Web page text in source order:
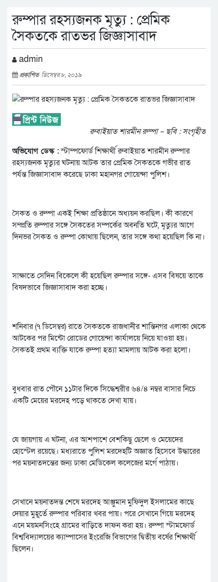
রুম্পার রহস্যজনক মৃত্যু : প্রেমিক
সৈকতকে রাতভর জিজ্ঞাসাবাদ
admin
প্রকাশিত ডিসেম্বর ৮, ২০১৯
রুবাইয়াত শারমীন রুম্পা – ছবি : সংগৃহীত
অভিযোগ ডেস্ক :স্টাম্পফোর্ড শিক্ষার্থী রুবাইয়াত শারমীন রুম্পার
রহস্যজনক মৃত্যুর ঘটনায় আটক তার প্রেমিক সৈকতকে গভীর রাত
পর্যন্ত জিজ্ঞাসাবাদ করেছে ঢাকা মহানগর গোয়েন্দা পুলিশ।
সৈকত ও রুম্পা একই শিক্ষা প্রতিষ্ঠানে অধ্যয়ন করছিল। কী কারণে
সম্প্রতি রুম্পার সঙ্গে সৈকতের সম্পর্কের অবনতি ঘটে, মৃত্যুর আগে
দিনভর সৈকত ও রুম্পা কোথায় ছিলেন, তার সঙ্গে কথা হয়েছিল কি না।
সাক্ষাতে সেদিন বিকেলে কী হয়েছিল রুম্পার সঙ্গে- এসব বিষয়ে তাকে
বিষদভাবে জিজ্ঞাসাবাদ করা হচ্ছে।
শনিবার (৭ ডিসেম্বর) রাতে সৈকতকে রাজধানীর শান্তিনগর এলাকা থেকে
আটকের পর মিন্টো রোডের গোয়েন্দা কার্যালয়ে নিয়ে যাওয়া হয়।
সৈকতই প্রথম ব্যক্তি যাকে রুম্পা হত্যা মামলায় আটক করা হলো।
বুধবার রাত পৌনে ১১টার দিকে সিদ্ধেশ্বরীর ৬৪/৪ নম্বর বাসার নিচে
একটি মেয়ের মরদেহ পড়ে থাকতে দেখা যায়।
যে জায়গায় এ ঘটনা, এর আশপাশে বেশকিছু ছেলে ও মেয়েদের
হোস্টেল রয়েছে। মধ্যরাতে পুলিশ মরদেহটি অজ্ঞাত হিসেবে উদ্ধারের
পর ময়নাতদন্তের জন্য ঢাকা মেডিকেল কলেজের মর্গে পাঠায়।
সেখানে ময়নাতদন্ত শেষে মরদেহ আঞ্জুমান মুফিদুল ইসলামের কাছে
দেয়ার মুহূর্তে রুম্পার পরিবার খবর পায়। পরে সেখানে গিয়ে মরদেহ
এনে ময়মনসিংহে গ্রামের বাড়িতে দাফন করা হয়। রুম্পা স্টামফোর্ড
বিশ্ববিদ্যালয়ের ক্যাম্পাসের ইংরেজি বিভাগের দ্বিতীয় বর্ষের শিক্ষার্থী
ছিলেন।